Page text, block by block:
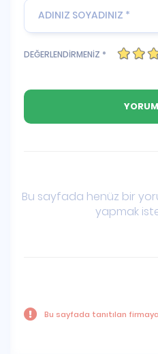
DEĞERLENDİRMENİZ *
Bu sayfada henüz bir
yapmak
Bu sayfada tanıtılan